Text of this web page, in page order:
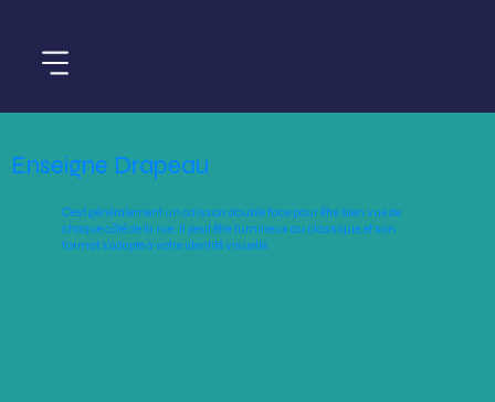
Enseigne Drapeau
C'est généralement un caisson double face pour être bien vue de
chaque côté de la rue. Il peut être lumineux ou classique, et son
format s'adapte à votre identité visuelle.